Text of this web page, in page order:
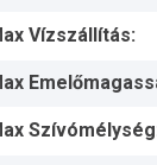
Vízszállítás: